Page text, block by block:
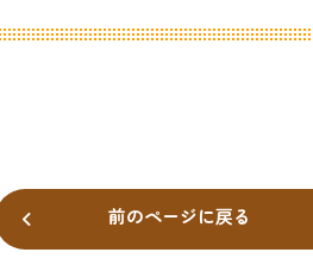
前のページに戻る